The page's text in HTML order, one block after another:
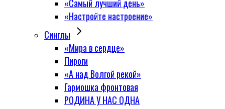
«Самый лучший день»
«Настройте настроение»
Синглы
«Мира в сердце»
Пироги
«А над Волгой рекой»
Гармошка фронтовая
РОДИНА У НАС ОДНА